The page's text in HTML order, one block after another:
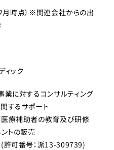
時点）※関連会社からの出
ィック
業に対するコンサルティング
するサポート
療補助者の教育及び研修
トの販売
許可番号：派13-309739)